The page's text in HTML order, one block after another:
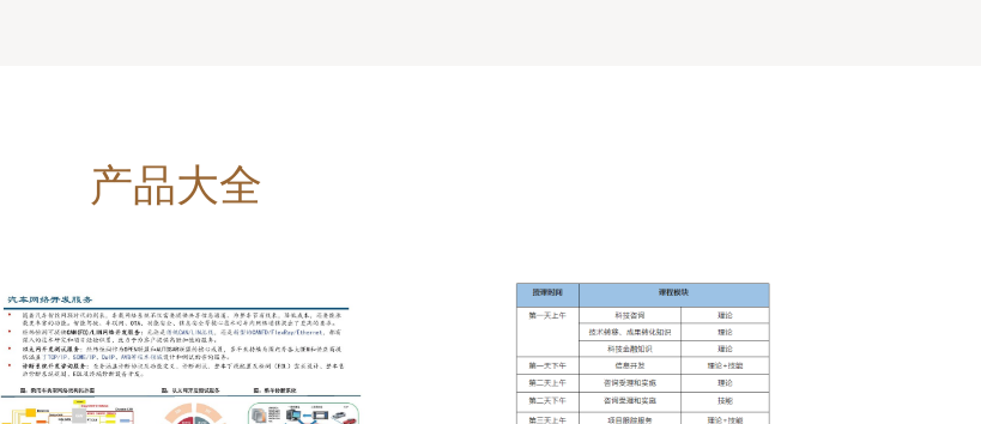
产品大全